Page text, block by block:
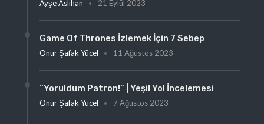
Ayşe Aslıhan 21 Eylül 2023
Game Of Thrones İzlemek İçin 7 Sebep
Onur Şafak Yücel 11 Ağustos 2023
“Yoruldum Patron!” | Yeşil Yol İncelemesi
Onur Şafak Yücel 7 Ağustos 2023